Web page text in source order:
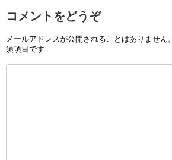
コメントをどうぞ
メールアドレスが公開されることはありません。
須項目です